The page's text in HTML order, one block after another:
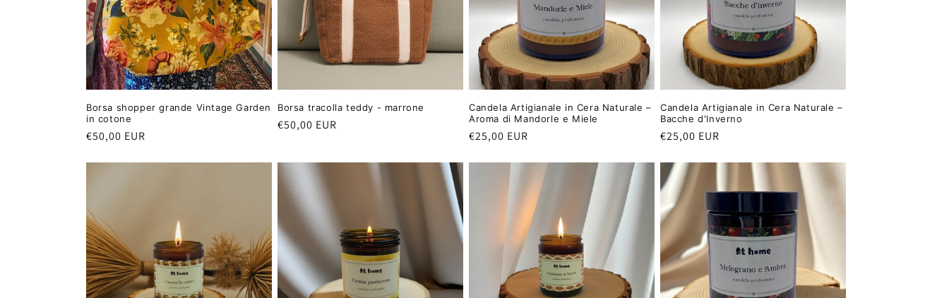
Borsa shopper grande Vintage Garden
in cotone
Prezzo
€50,00 EUR
Borsa tracolla teddy - marrone
Prezzo
listino
€50,00 EUR
Candela Artigianale in Cera Naturale –
Aroma di Mandorle e Miele
Prezzo
€25,00 EUR
Candela Artigianale in Cera Naturale –
Bacche d'Inverno
Prezzo
listino
€25,00 EUR